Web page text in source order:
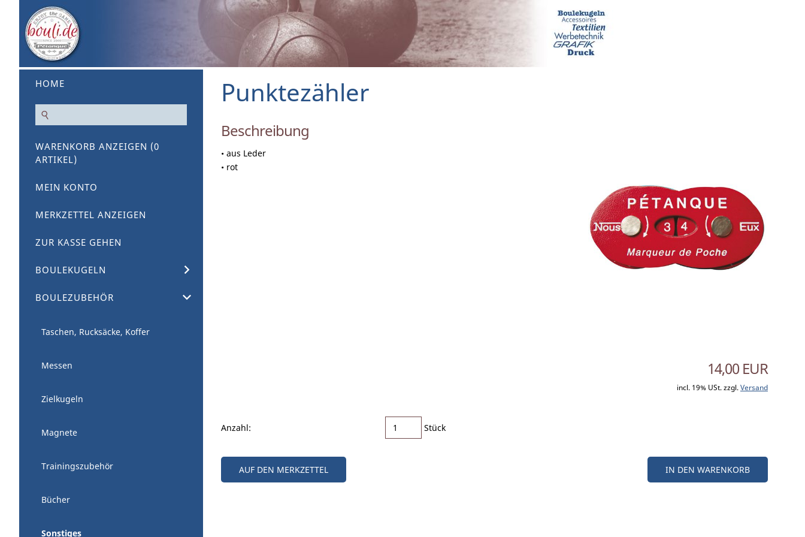
HOME
WARENKORB ANZEIGEN (0
ARTIKEL)
MEIN KONTO
MERKZETTEL ANZEIGEN
ZUR KASSE GEHEN
BOULEKUGELN
BOULEZUBEHÖR
Taschen, Rucksäcke, Koffer
Messen
Zielkugeln
Magnete
Trainingszubehör
Bücher
Sonstiges
Punktezähler
Beschreibung
• aus Leder
• rot
14,00 EUR
incl. 19% USt. zzgl. Versand
Anzahl: Stück
IN DEN WARENKORB
AUF DEN MERKZETTEL